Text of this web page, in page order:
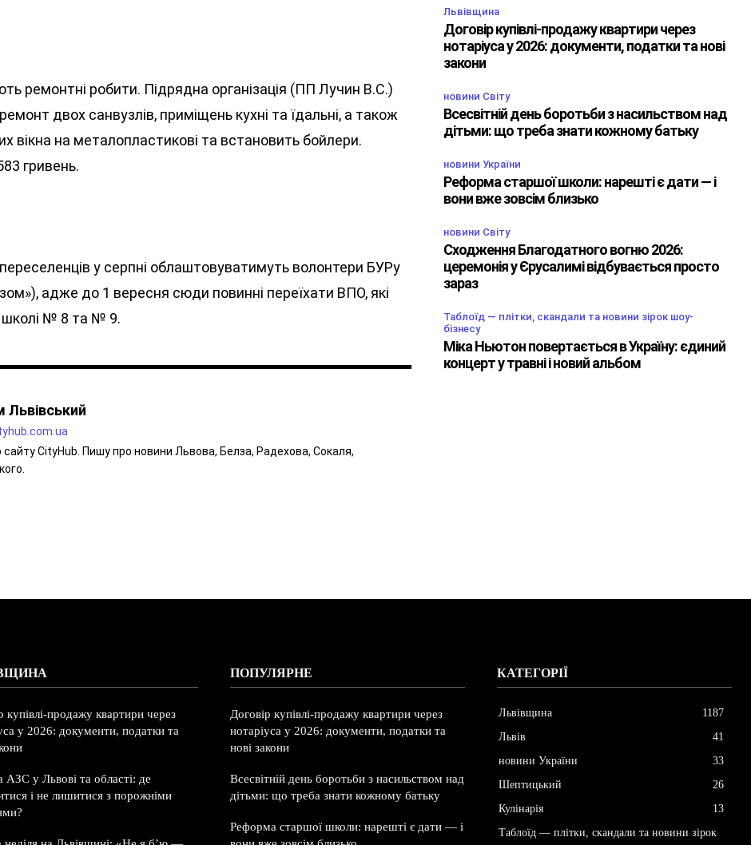
ремонтні робити. Підрядна організація (ПП Лучин В.С.)
двох санвузлів, приміщень кухні та їдальні, а також
вікна на металопластикові та встановить бойлери.
гривень.
у серпні облаштовуватимуть волонтери БУРу
адже до 1 вересня сюди повинні переїхати ВПО, які
школі № 8 та № 9.
сайту CityHub. Пишу про новини Львова, Белза, Радехова, Сокаля,
Львівщина
Договір купівлі-продажу квартири через
нотаріуса у 2026: документи, податки та нові
закони
новини Світу
Всесвітній день боротьби з насильством над
дітьми: що треба знати кожному батьку
новини України
Реформа старшої школи: нарешті є дати — і
вони вже зовсім близько
новини Світу
Сходження Благодатного вогню 2026:
церемонія у Єрусалимі відбувається просто
зараз
Таблоїд — плітки, скандали та новини зірок шоу-
бізнесу
Міка Ньютон повертається в Україну: єдиний
концерт у травні і новий альбом
купівлі-продажу квартири через
у 2026: документи, податки та
АЗС у Львові та області: де
і не лишитися з порожніми
ПОПУЛЯРНЕ
Договір купівлі-продажу квартири через
нотаріуса у 2026: документи, податки та
нові закони
Всесвітній день боротьби з насильством над
дітьми: що треба знати кожному батьку
Реформа старшої школи: нарешті є дати — і
КАТЕГОРІЇ
Львівщина
1187
Львів
41
новини України
33
Шептицький
26
Кулінарія
13
Таблоїд — плітки, скандали та новини зірок